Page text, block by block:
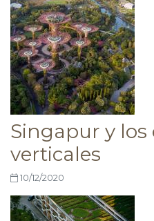
Singapur y los
verticales
10/12/2020